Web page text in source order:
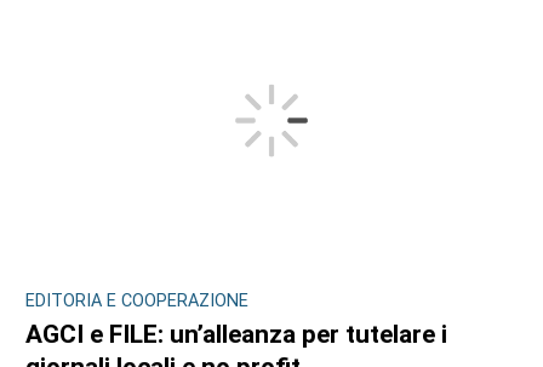
EDITORIA E COOPERAZIONE
AGCI e FILE: un’alleanza per tutelare i